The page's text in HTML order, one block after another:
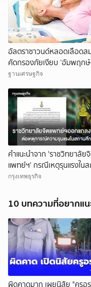
อัลตราซาวนด์หลอดเลือดส
คัดกรองภัยเงียบ ‘อัมพฤก
อัมพาต’
ฐานเศรษฐกิจ
คำแนะนำจาก 'ราชวิทยาลัย
แพทย์ฯ' กรณีเหตุรุนแรงใน
ศึกษา
กรุงเทพธุรกิจ
10 บทความที่อยากแ
ผิดคาดมาก เผยนิสัย "ครูอ